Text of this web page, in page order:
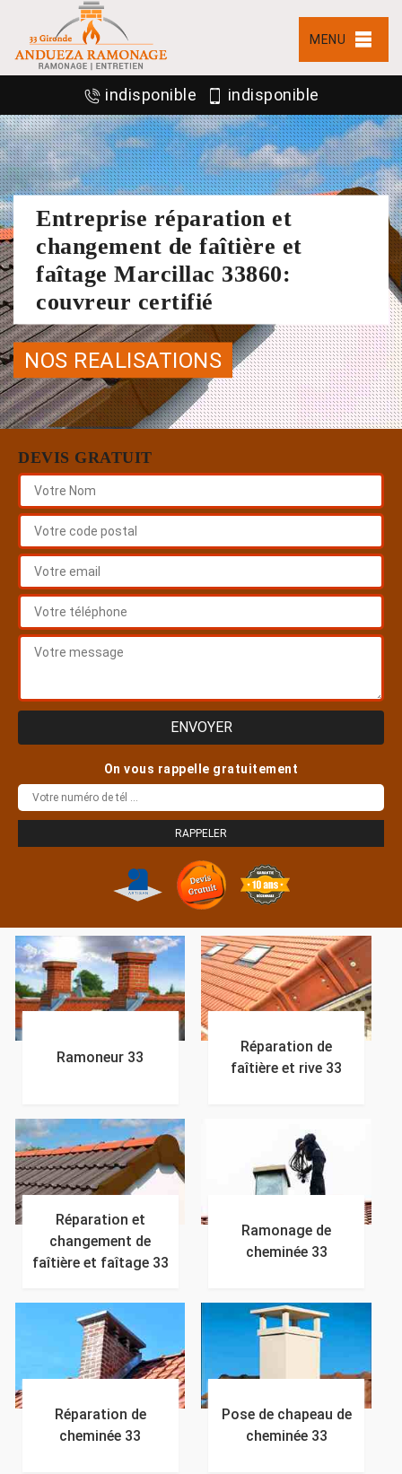
MENU
indisponible indisponible
Entreprise réparation et
changement de faîtière et
faîtage Marcillac 33860:
couvreur certifié
NOS REALISATIONS
DEVIS GRATUIT
On vous rappelle gratuitement
Ramoneur 33
Réparation de
faîtière et rive 33
Réparation et
changement de
faîtière et faîtage 33
Ramonage de
cheminée 33
Réparation de
cheminée 33
Pose de chapeau de
cheminée 33